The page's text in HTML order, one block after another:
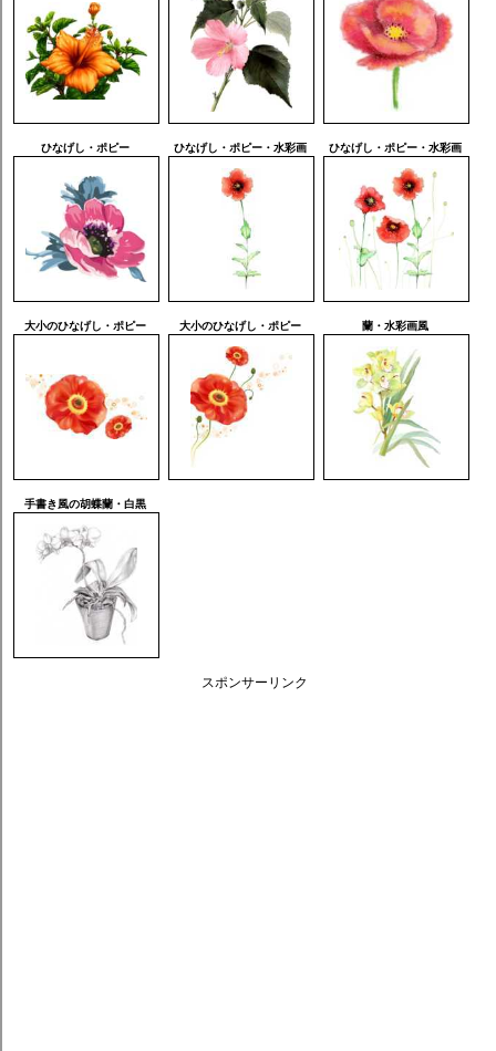
ひなげし・ポピー ひなげし・ポピー・水彩画 ひなげし・ポピー・水彩画
大小のひなげし・ポピー 大小のひなげし・ポピー 蘭・水彩画風
手書き風の胡蝶蘭・白黒
スポンサーリンク